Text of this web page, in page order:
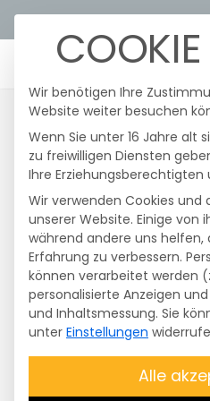
Die
beginnt
Heute fanden im
Überlandzentrale
nochmalsgesetzlich
unangekündigte
betroffen waren nur
mit einer Größe über
Diese Testschaltung ist
entschädigungsfähig
zum Abschluss des
geregelt. Bitte
Anlage Energie
Wir benötigen Ihre
Website weiter besuchen
Wenn Sie unter 16 Jahre alt
zu freiwilligen Diensten
Ihre Erziehungsberechtigten
Wir verwenden Cookies
unserer Website. Einige von
während andere uns helfen,
Erfahrung zu verbessern.
können verarbeitet werden
personalisierte Anzeigen
und Inhaltsmessung. Sie
unter Einstellungen
Alle